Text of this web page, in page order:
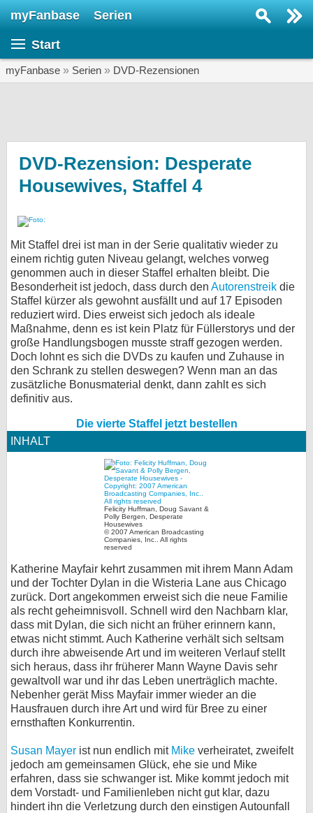
myFanbase Serien
Start
myFanbase » Serien » DVD-Rezensionen
DVD-Rezension: Desperate
Housewives, Staffel 4
Mit Staffel drei ist man in der Serie qualitativ wieder zu
einem richtig guten Niveau gelangt, welches vorweg
genommen auch in dieser Staffel erhalten bleibt. Die
Besonderheit ist jedoch, dass durch den Autorenstreik die
Staffel kürzer als gewohnt ausfällt und auf 17 Episoden
reduziert wird. Dies erweist sich jedoch als ideale
Maßnahme, denn es ist kein Platz für Füllerstorys und der
große Handlungsbogen musste straff gezogen werden.
Doch lohnt es sich die DVDs zu kaufen und Zuhause in
den Schrank zu stellen deswegen? Wenn man an das
zusätzliche Bonusmaterial denkt, dann zahlt es sich
definitiv aus.
Die vierte Staffel jetzt bestellen
INHALT
Felicity Huffman, Doug Savant &
Polly Bergen, Desperate
Housewives
© 2007 American Broadcasting
Companies, Inc.. All rights
reserved
Katherine Mayfair kehrt zusammen mit ihrem Mann Adam
und der Tochter Dylan in die Wisteria Lane aus Chicago
zurück. Dort angekommen erweist sich die neue Familie
als recht geheimnisvoll. Schnell wird den Nachbarn klar,
dass mit Dylan, die sich nicht an früher erinnern kann,
etwas nicht stimmt. Auch Katherine verhält sich seltsam
durch ihre abweisende Art und im weiteren Verlauf stellt
sich heraus, dass ihr früherer Mann Wayne Davis sehr
gewaltvoll war und ihr das Leben unerträglich machte.
Nebenher gerät Miss Mayfair immer wieder an die
Hausfrauen durch ihre Art und wird für Bree zu einer
ernsthaften Konkurrentin.
Susan Mayer ist nun endlich mit Mike verheiratet, zweifelt
jedoch am gemeinsamen Glück, ehe sie und Mike
erfahren, dass sie schwanger ist. Mike kommt jedoch mit
dem Vorstadt- und Familienleben nicht gut klar, dazu
hindert ihn die Verletzung durch den einstigen Autounfall
SERIEN
Veranstaltungen
SERVICE
Gewinnspiele
Forum
bei X
bei Facebook
Datenschutz
Cookie-Einstellungen
Impressum
myFanbase